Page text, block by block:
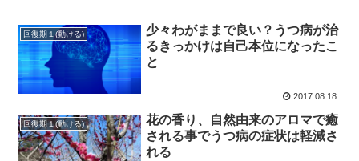
回復期１(動ける)
少々わがままで良い？うつ病が治
るきっかけは自己本位になったこ
と
2017.08.18
回復期１(動ける)
花の香り、自然由来のアロマで癒
される事でうつ病の症状は軽減さ
れる